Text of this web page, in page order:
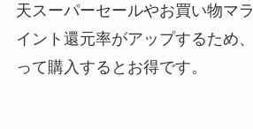
天スーパーセールやお買い物マ
イント還元率がアップするため
って購入するとお得です。